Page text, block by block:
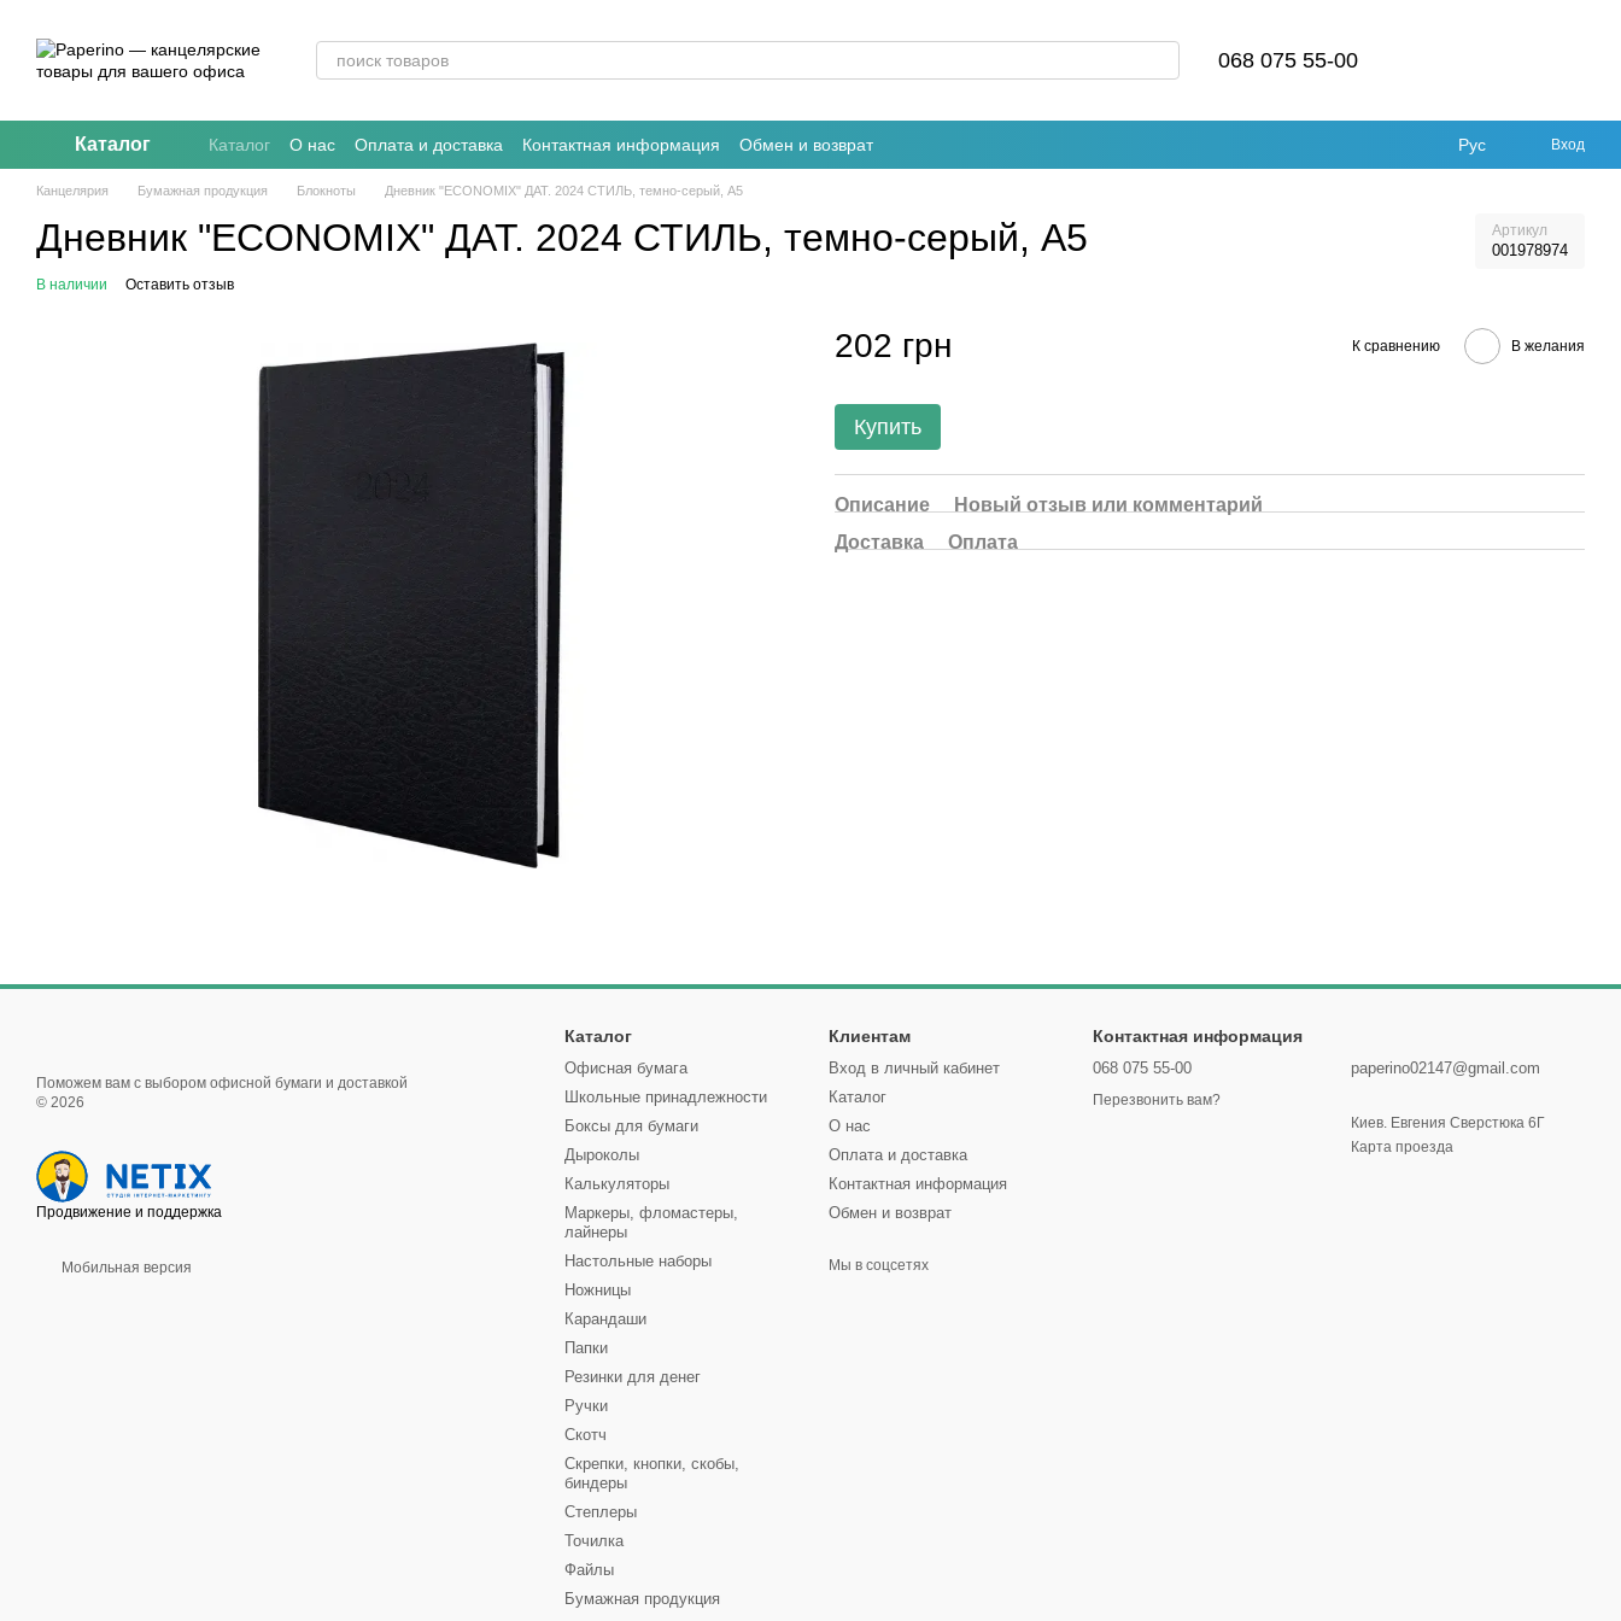
068 075 55-00
Каталог Каталог О нас Оплата и доставка Контактная информация Обмен и возврат Рус Вход
Канцелярия Бумажная продукция Блокноты Дневник "ECONOMIX" ДАТ. 2024 СТИЛЬ, темно-серый, А5
Дневник "ECONOMIX" ДАТ. 2024 СТИЛЬ, темно-серый, А5 Артикул
001978974
В наличии Оставить отзыв
202 грн К сравнению В желания
Купить
Описание
Новый отзыв или комментарий
Доставка
Оплата
Поможем вам с выбором офисной бумаги и доставкой
© 2026
Продвижение и поддержка
Мобильная версия
Каталог
Офисная бумага
Школьные принадлежности
Боксы для бумаги
Дыроколы
Калькуляторы
Маркеры, фломастеры,
лайнеры
Настольные наборы
Ножницы
Карандаши
Папки
Резинки для денег
Ручки
Скотч
Скрепки, кнопки, скобы,
биндеры
Степлеры
Точилка
Файлы
Бумажная продукция
Клиентам
Вход в личный кабинет
Каталог
О нас
Оплата и доставка
Контактная информация
Обмен и возврат
Мы в соцсетях
Контактная информация
068 075 55-00
Перезвонить вам?
paperino02147@gmail.com
Киев. Евгения Сверстюка 6Г
Карта проезда